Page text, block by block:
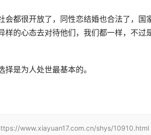
会都很开放了，同性恋结婚也合法了，国
样的心态去对待他们，我们都一样，不过
是为人处世最基本的。
www.xiayuan17.com.cn/shys/10910.html